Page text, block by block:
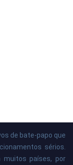
de bate-papo que
sérios.
muitos países, por